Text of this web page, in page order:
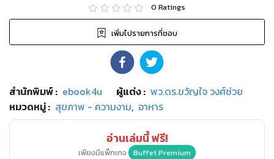
0 Ratings
เพิ่มไปรายการที่ชอบ
สำนักพิมพ์: ebook4u ผู้แต่ง : พว.ดร.ขวัญใจ วงศ์ช่วย
หมวดหมู่: สุขภาพ - ความงาม, อาหาร
อ่านเล่มนี้ ฟรี!
เพียงมีแพ็กเกจ Buffet Premium